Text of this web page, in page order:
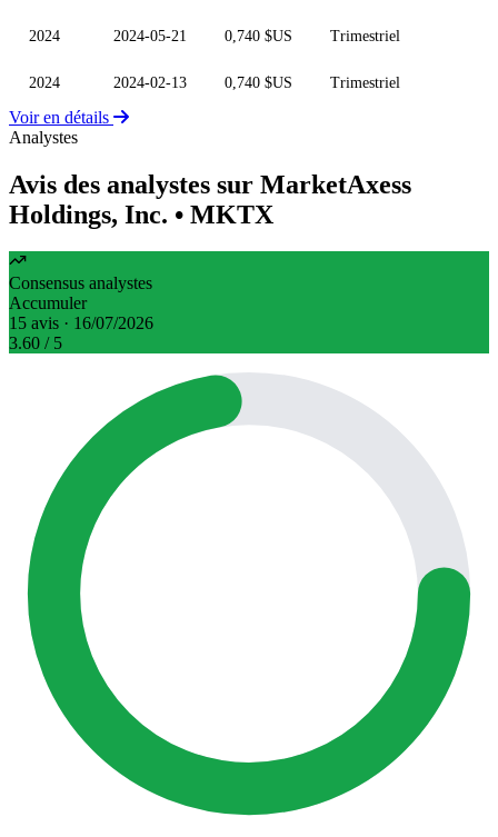
2024 2024-05-21 0,740 $US Trimestriel
2024 2024-02-13 0,740 $US Trimestriel
Voir en détails
Analystes
Avis des analystes sur MarketAxess
Holdings, Inc. • MKTX
Consensus analystes
Accumuler
15 avis · 16/07/2026
3.60 / 5